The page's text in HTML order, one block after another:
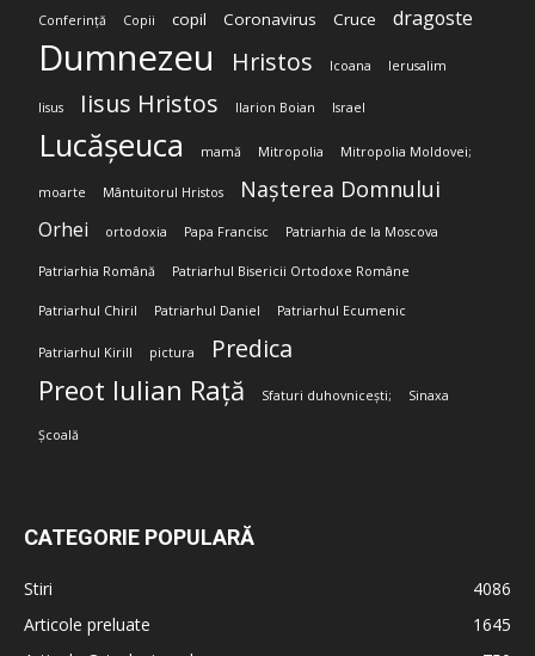
Conferință Copii copil Coronavirus Cruce dragoste
Dumnezeu Hristos Icoana Ierusalim
Iisus Iisus Hristos Ilarion Boian Israel
Lucășeuca mamă Mitropolia Mitropolia Moldovei;
moarte Mântuitorul Hristos Nașterea Domnului
Orhei ortodoxia Papa Francisc Patriarhia de la Moscova
Patriarhia Română Patriarhul Bisericii Ortodoxe Române
Patriarhul Chiril Patriarhul Daniel Patriarhul Ecumenic
Patriarhul Kirill pictura Predica
Preot Iulian Rață Sfaturi duhovnicești; Sinaxa
Școală
CATEGORIE POPULARĂ
Stiri
4086
Articole preluate
1645